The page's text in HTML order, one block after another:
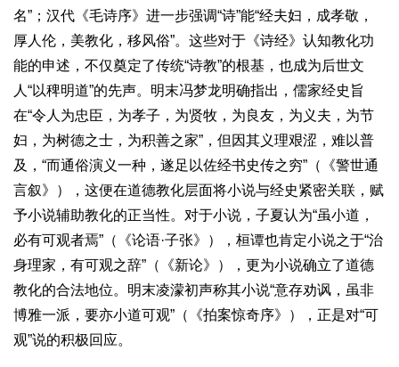
名”；汉代《毛诗序》进一步强调“诗”能“经夫妇，成孝敬，
厚人伦，美教化，移风俗”。这些对于《诗经》认知教化功
能的申述，不仅奠定了传统“诗教”的根基，也成为后世文
人“以稗明道”的先声。明末冯梦龙明确指出，儒家经史旨
在“令人为忠臣，为孝子，为贤牧，为良友，为义夫，为节
妇，为树德之士，为积善之家”，但因其义理艰涩，难以普
及，“而通俗演义一种，遂足以佐经书史传之穷”（《警世通
言叙》），这便在道德教化层面将小说与经史紧密关联，赋
予小说辅助教化的正当性。对于小说，子夏认为“虽小道，
必有可观者焉”（《论语·子张》），桓谭也肯定小说之于“治
身理家，有可观之辞”（《新论》），更为小说确立了道德
教化的合法地位。明末凌濛初声称其小说“意存劝讽，虽非
博雅一派，要亦小道可观”（《拍案惊奇序》），正是对“可
观”说的积极回应。